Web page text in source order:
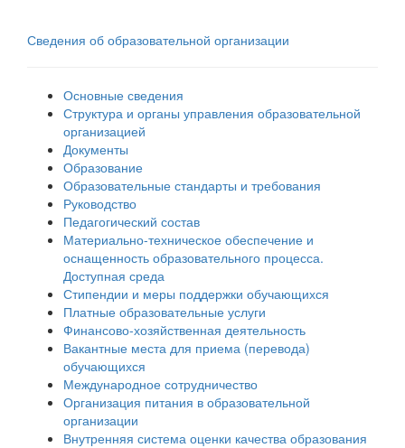
Сведения об образовательной организации
Основные сведения
Структура и органы управления образовательной
организацией
Документы
Образование
Образовательные стандарты и требования
Руководство
Педагогический состав
Материально-техническое обеспечение и
оснащенность образовательного процесса.
Доступная среда
Стипендии и меры поддержки обучающихся
Платные образовательные услуги
Финансово-хозяйственная деятельность
Вакантные места для приема (перевода)
обучающихся
Международное сотрудничество
Организация питания в образовательной
организации
Внутренняя система оценки качества образования